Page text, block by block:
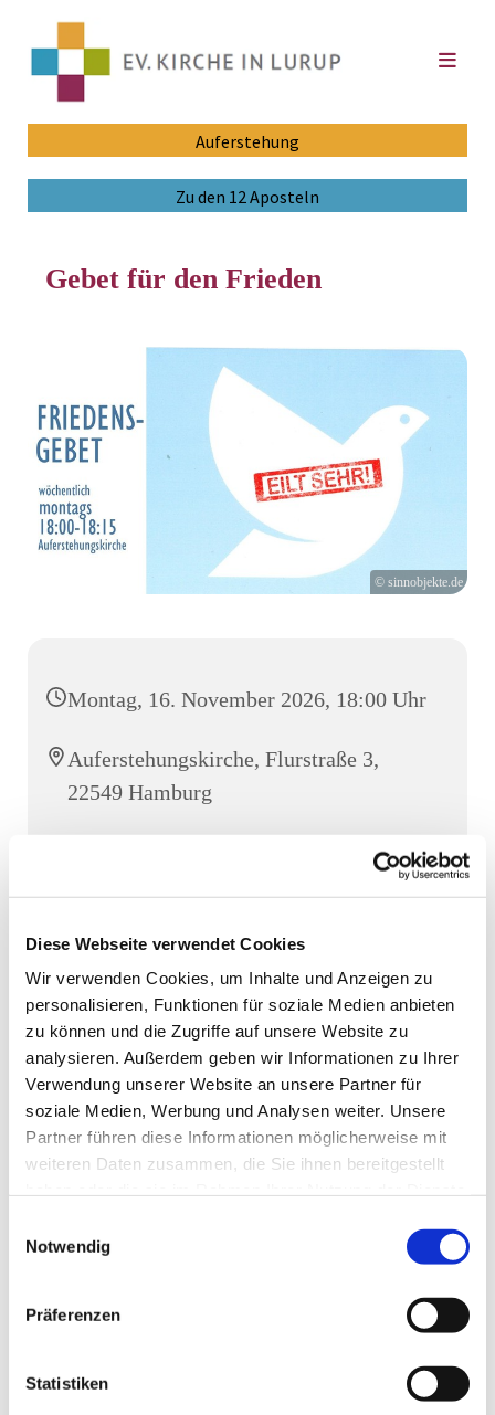
Diese Webseite verwendet Cookies
Wir verwenden Cookies, um Inhalte und Anzeigen zu
personalisieren, Funktionen für soziale Medien anbieten
zu können und die Zugriffe auf unsere Website zu
analysieren. Außerdem geben wir Informationen zu Ihrer
Verwendung unserer Website an unsere Partner für
soziale Medien, Werbung und Analysen weiter. Unsere
Partner führen diese Informationen möglicherweise mit
weiteren Daten zusammen, die Sie ihnen bereitgestellt
Notwendig
Präferenzen
Statistiken
Auferstehung
Zu den 12 Aposteln
Gebet für den Frieden
© sinnobjekte.de
Montag, 16. November 2026, 18:00 Uhr
Auferstehungskirche, Flurstraße 3,
22549 Hamburg
Eine Viertelstunde Gebet, Stille, ein Licht entzünden. Die
Gedanken auf den Frieden richten und Gott darum bitten.